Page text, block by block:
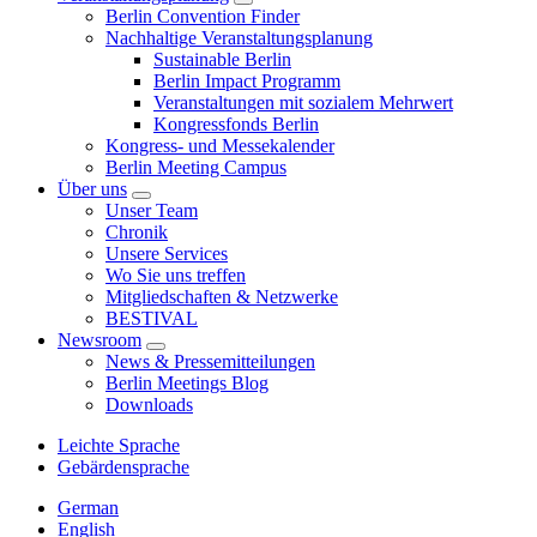
Berlin Convention Finder
Nachhaltige Veranstaltungsplanung
Sustainable Berlin
Berlin Impact Programm
Veranstaltungen mit sozialem Mehrwert
Kongressfonds Berlin
Kongress- und Messekalender
Berlin Meeting Campus
Über uns
Unser Team
Chronik
Unsere Services
Wo Sie uns treffen
Mitgliedschaften & Netzwerke
BESTIVAL
Newsroom
News & Pressemitteilungen
Berlin Meetings Blog
Downloads
Leichte Sprache
Gebärdensprache
German
English